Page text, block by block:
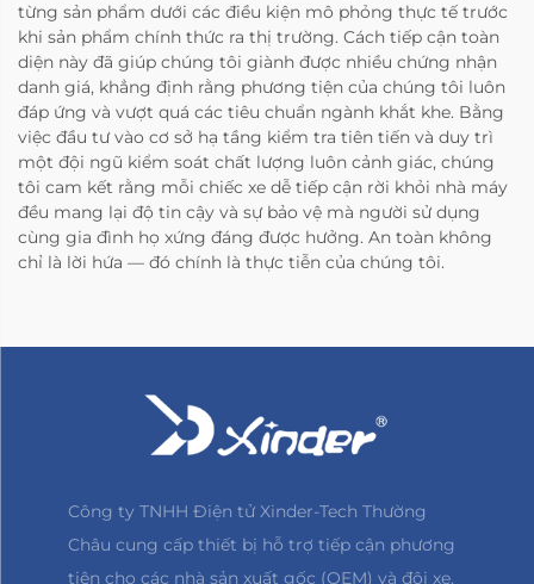
từng sản phẩm dưới các điều kiện mô phỏng thực tế trước
khi sản phẩm chính thức ra thị trường. Cách tiếp cận toàn
diện này đã giúp chúng tôi giành được nhiều chứng nhận
danh giá, khẳng định rằng phương tiện của chúng tôi luôn
đáp ứng và vượt quá các tiêu chuẩn ngành khắt khe. Bằng
việc đầu tư vào cơ sở hạ tầng kiểm tra tiên tiến và duy trì
một đội ngũ kiểm soát chất lượng luôn cảnh giác, chúng
tôi cam kết rằng mỗi chiếc xe dễ tiếp cận rời khỏi nhà máy
đều mang lại độ tin cậy và sự bảo vệ mà người sử dụng
cùng gia đình họ xứng đáng được hưởng. An toàn không
chỉ là lời hứa — đó chính là thực tiễn của chúng tôi.
Công ty TNHH Điện tử Xinder-Tech Thường
Châu cung cấp thiết bị hỗ trợ tiếp cận phương
tiện cho các nhà sản xuất gốc (OEM) và đội xe.